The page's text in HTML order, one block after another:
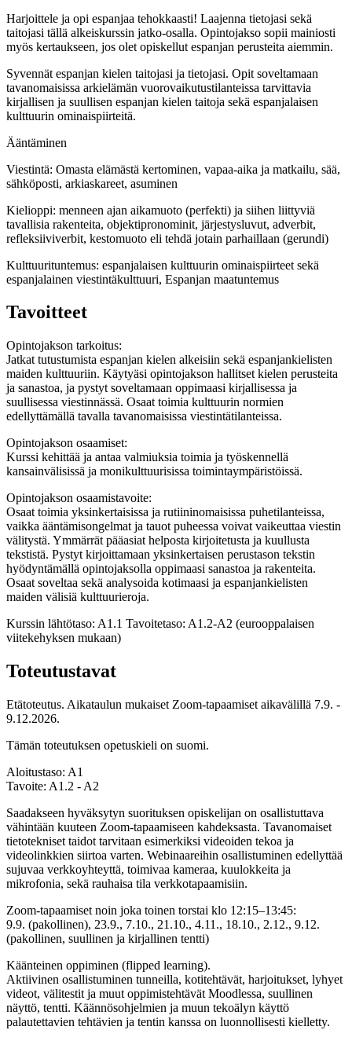
Harjoittele ja opi espanjaa tehokkaasti! Laajenna tietojasi sekä
taitojasi tällä alkeiskurssin jatko-osalla. Opintojakso sopii mainiosti
myös kertaukseen, jos olet opiskellut espanjan perusteita aiemmin.
Syvennät espanjan kielen taitojasi ja tietojasi. Opit soveltamaan
tavanomaisissa arkielämän vuorovaikutustilanteissa tarvittavia
kirjallisen ja suullisen espanjan kielen taitoja sekä espanjalaisen
kulttuurin ominaispiirteitä.
Ääntäminen
Viestintä: Omasta elämästä kertominen, vapaa-aika ja matkailu, sää,
sähköposti, arkiaskareet, asuminen
Kielioppi: menneen ajan aikamuoto (perfekti) ja siihen liittyviä
tavallisia rakenteita, objektipronominit, järjestysluvut, adverbit,
refleksiiviverbit, kestomuoto eli tehdä jotain parhaillaan (gerundi)
Kulttuurituntemus: espanjalaisen kulttuurin ominaispiirteet sekä
espanjalainen viestintäkulttuuri, Espanjan maatuntemus
Tavoitteet
Opintojakson tarkoitus:
Jatkat tutustumista espanjan kielen alkeisiin sekä espanjankielisten
maiden kulttuuriin. Käytyäsi opintojakson hallitset kielen perusteita
ja sanastoa, ja pystyt soveltamaan oppimaasi kirjallisessa ja
suullisessa viestinnässä. Osaat toimia kulttuurin normien
edellyttämällä tavalla tavanomaisissa viestintätilanteissa.
Opintojakson osaamiset:
Kurssi kehittää ja antaa valmiuksia toimia ja työskennellä
kansainvälisissä ja monikulttuurisissa toimintaympäristöissä.
Opintojakson osaamistavoite:
Osaat toimia yksinkertaisissa ja rutiininomaisissa puhetilanteissa,
vaikka ääntämisongelmat ja tauot puheessa voivat vaikeuttaa viestin
välitystä. Ymmärrät pääasiat helposta kirjoitetusta ja kuullusta
tekstistä. Pystyt kirjoittamaan yksinkertaisen perustason tekstin
hyödyntämällä opintojaksolla oppimaasi sanastoa ja rakenteita.
Osaat soveltaa sekä analysoida kotimaasi ja espanjankielisten
maiden välisiä kulttuurieroja.
Kurssin lähtötaso: A1.1 Tavoitetaso: A1.2-A2 (eurooppalaisen
viitekehyksen mukaan)
Toteutustavat
Etätoteutus. Aikataulun mukaiset Zoom-tapaamiset aikavälillä 7.9. -
9.12.2026.
Tämän toteutuksen opetuskieli on suomi.
Aloitustaso: A1
Tavoite: A1.2 - A2
Saadakseen hyväksytyn suorituksen opiskelijan on osallistuttava
vähintään kuuteen Zoom-tapaamiseen kahdeksasta. Tavanomaiset
tietotekniset taidot tarvitaan esimerkiksi videoiden tekoa ja
videolinkkien siirtoa varten. Webinaareihin osallistuminen edellyttää
sujuvaa verkkoyhteyttä, toimivaa kameraa, kuulokkeita ja
mikrofonia, sekä rauhaisa tila verkkotapaamisiin.
Zoom-tapaamiset noin joka toinen torstai klo 12:15–13:45:
9.9. (pakollinen), 23.9., 7.10., 21.10., 4.11., 18.10., 2.12., 9.12.
(pakollinen, suullinen ja kirjallinen tentti)
Käänteinen oppiminen (flipped learning).
Aktiivinen osallistuminen tunneilla, kotitehtävät, harjoitukset, lyhyet
videot, välitestit ja muut oppimistehtävät Moodlessa, suullinen
näyttö, tentti. Käännösohjelmien ja muun tekoälyn käyttö
palautettavien tehtävien ja tentin kanssa on luonnollisesti kielletty.